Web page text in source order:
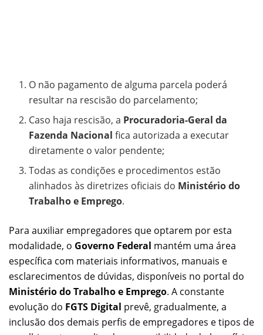
O não pagamento de alguma parcela poderá
resultar na rescisão do parcelamento;
Caso haja rescisão, a Procuradoria-Geral da
Fazenda Nacional fica autorizada a executar
diretamente o valor pendente;
Todas as condições e procedimentos estão
alinhados às diretrizes oficiais do Ministério do
Trabalho e Emprego.
Para auxiliar empregadores que optarem por esta
modalidade, o Governo Federal mantém uma área
específica com materiais informativos, manuais e
esclarecimentos de dúvidas, disponíveis no portal do
Ministério do Trabalho e Emprego. A constante
evolução do FGTS Digital prevê, gradualmente, a
inclusão dos demais perfis de empregadores e tipos de